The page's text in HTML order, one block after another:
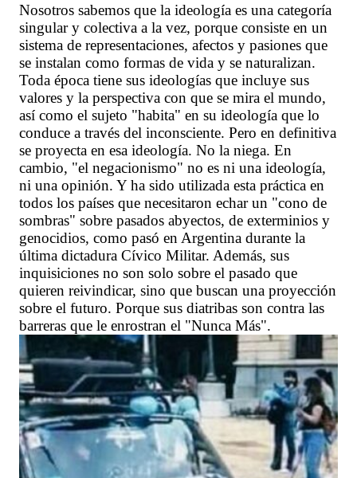
Nosotros sabemos que la ideología es una categoría
singular y colectiva a la vez, porque consiste en un
sistema de representaciones, afectos y pasiones que
se instalan como formas de vida y se naturalizan.
Toda época tiene sus ideologías que incluye sus
valores y la perspectiva con que se mira el mundo,
así como el sujeto "habita" en su ideología que lo
conduce a través del inconsciente. Pero en definitiva
se proyecta en esa ideología. No la niega. En
cambio, "el negacionismo" no es ni una ideología,
ni una opinión. Y ha sido utilizada esta práctica en
todos los países que necesitaron echar un "cono de
sombras" sobre pasados abyectos, de exterminios y
genocidios, como pasó en Argentina durante la
última dictadura Cívico Militar. Además, sus
inquisiciones no son solo sobre el pasado que
quieren reivindicar, sino que buscan una proyección
sobre el futuro. Porque sus diatribas son contra las
barreras que le enrostran el "Nunca Más".